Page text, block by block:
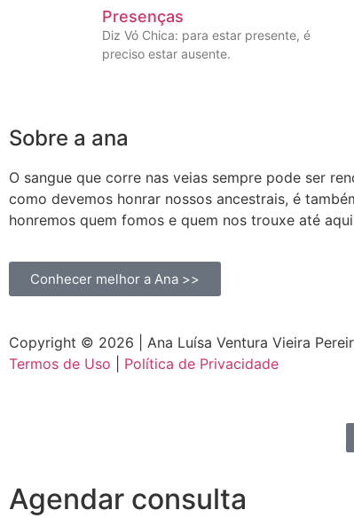
Presenças
Diz Vó Chica: para estar presente, é
preciso estar ausente.
Sobre a ana
O sangue que corre nas veias sempre pode ser
como devemos honrar nossos ancestrais, é
honremos quem fomos e quem nos trouxe até
Conhecer melhor a Ana >>
Copyright © 2026 | Ana Luísa Ventura Vieira
Termos de Uso
Política de Privacidade
Agendar consulta